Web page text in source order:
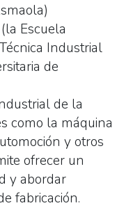
Escuela
Industrial
de
de la
como la máquina
y otros
ofrecer un
y abordar
fabricación.